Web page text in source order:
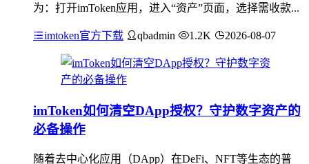
为：打开imToken应用，进入“资产”页面，选择需收款...
imtoken官方下载 qbadmin 1.2K 2026-08-07
imToken如何清空DApp授权？守护数字资产的
必备操作
随着去中心化应用（DApp）在DeFi、NFT等生态的普